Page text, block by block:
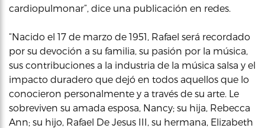
cardiopulmonar”, dice una publicación en redes.
“Nacido el 17 de marzo de 1951, Rafael será recordado
por su devoción a su familia, su pasión por la música,
sus contribuciones a la industria de la música salsa y el
impacto duradero que dejó en todos aquellos que lo
conocieron personalmente y a través de su arte. Le
sobreviven su amada esposa, Nancy; su hija, Rebecca
Ann; su hijo, Rafael De Jesus III, su hermana, Elizabeth